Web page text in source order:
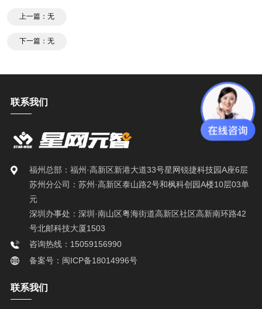
上一篇：无
下一篇：无
联系我们
福州总部：福州·高新区新港大道33号星网锐捷科技园A座6层
苏州分公司：苏州·高新区泰山路2号和枫科创园A楼10层03单
元
深圳办事处：深圳·南山区粤海街道高新区社区高新南环路42
号北邮科技大厦1503
咨询热线：15059156990
备案号：闽ICP备18014996号
联系我们